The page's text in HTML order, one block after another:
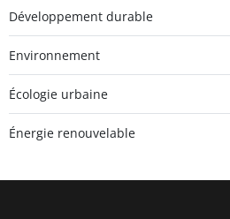
Développement durable
Environnement
Écologie urbaine
Énergie renouvelable